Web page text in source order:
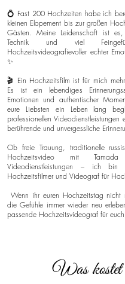
💍 Fast 200 Hochzeiten habe ich
kleinen Elopement bis zur großen
Gästen. Meine Leidenschaft ist es,
Technik und viel
Hochzeitsvideografievoller echter
✨
🎬 Ein Hochzeitsfilm ist für mich
Es ist ein lebendiges
Emotionen und authentischer
eure Liebsten ein Leben lang
professionellen Videodienstleistungen
berührende und unvergessliche
Ob freie Trauung, traditionelle
Hochzeitsvideo mit
Videodienstleistungen – ich bin
Hochzeitsfilmer und Videograf für
Wenn ihr euren Hochzeitstag nicht
die Gefühle immer wieder neu
passende Hochzeitsvideograf für
Was kostet